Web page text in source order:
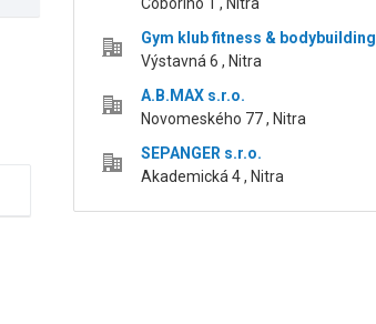
Gym klub fitness & bodybuilding
Výstavná 6 , Nitra
A.B.MAX s.r.o.
Novomeského 77 , Nitra
SEPANGER s.r.o.
Akademická 4 , Nitra